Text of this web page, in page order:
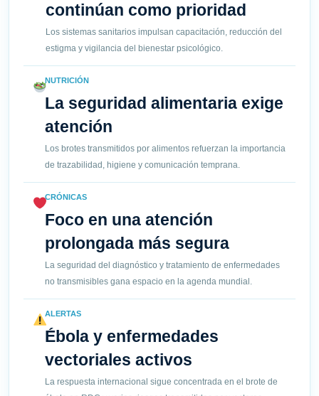
continúan como prioridad
Los sistemas sanitarios impulsan capacitación, reducción del
estigma y vigilancia del bienestar psicológico.
NUTRICIÓN
La seguridad alimentaria exige
atención
Los brotes transmitidos por alimentos refuerzan la importancia
de trazabilidad, higiene y comunicación temprana.
CRÓNICAS
Foco en una atención
prolongada más segura
La seguridad del diagnóstico y tratamiento de enfermedades
no transmisibles gana espacio en la agenda mundial.
ALERTAS
Ébola y enfermedades
vectoriales activos
La respuesta internacional sigue concentrada en el brote de